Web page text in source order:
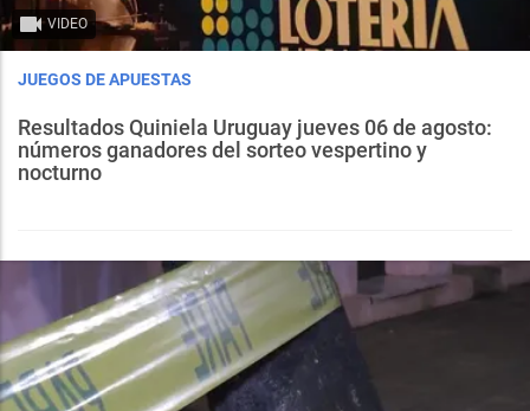
VIDEO
JUEGOS DE APUESTAS
Resultados Quiniela Uruguay jueves 06 de agosto:
números ganadores del sorteo vespertino y
nocturno